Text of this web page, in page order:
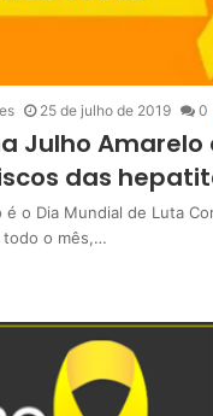
25 de julho de 2019 0
Julho Amarelo
das
é o Dia Mundial de Luta
todo o mês,…